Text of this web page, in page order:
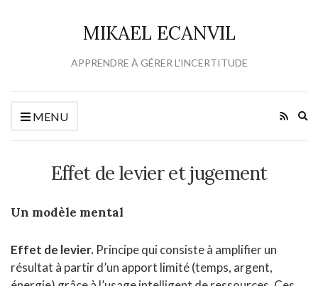
MIKAEL ECANVIL
APPRENDRE À GÉRER L'INCERTITUDE
MENU
Effet de levier et jugement
Un modèle mental
Effet de levier. Principe qui consiste à amplifier un
résultat à partir d’un apport limité (temps, argent,